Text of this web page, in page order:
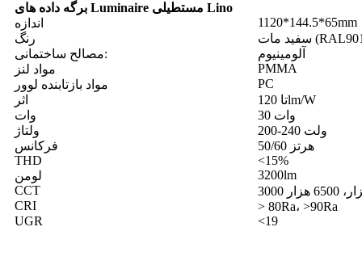
برگه داده های Luminaire مستطیلی Lino
اندازه
1120*144.5*65mm
رنگ
مصالح ساختمانی:
آلومینیوم
مواد لنز
PMMA
مواد بازتابنده لوور
PC
اثر
تا 120lm/W
وات
30 وات
ولتاژ
200-240 ولت
فرکانس
50/60 هرتز
THD
<15%
لومن
3200lm
CCT
CRI
> 80Ra، >90Ra
UGR
<19